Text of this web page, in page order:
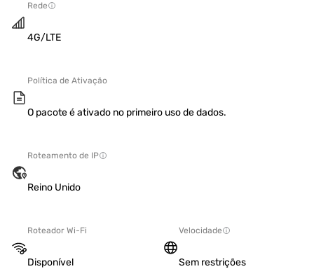
Rede
4G/LTE
Política de Ativação
O pacote é ativado no primeiro uso de dados.
Roteamento de IP
Reino Unido
Roteador Wi-Fi
Disponível
Velocidade
Sem restrições